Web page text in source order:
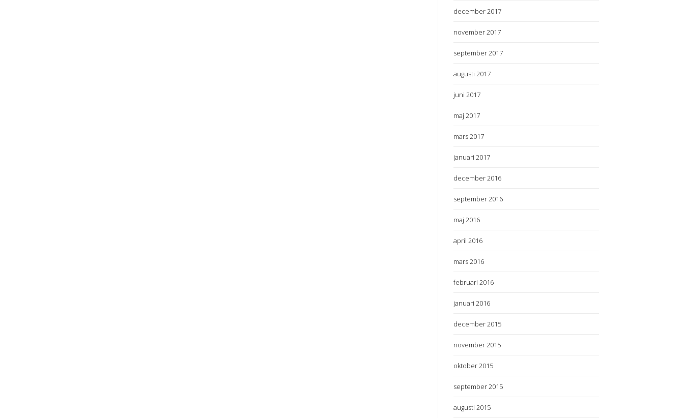
december 2017
november 2017
september 2017
augusti 2017
juni 2017
maj 2017
mars 2017
januari 2017
december 2016
september 2016
maj 2016
april 2016
mars 2016
februari 2016
januari 2016
december 2015
november 2015
oktober 2015
september 2015
augusti 2015